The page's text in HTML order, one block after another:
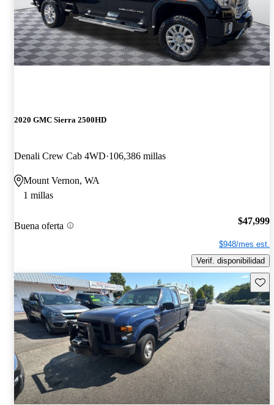
2020 GMC Sierra 2500HD
Denali Crew Cab 4WD 106,386 millas
Mount Vernon, WA
1 millas
Buena oferta $47,999
$948/mes est.
Verif. disponibilidad